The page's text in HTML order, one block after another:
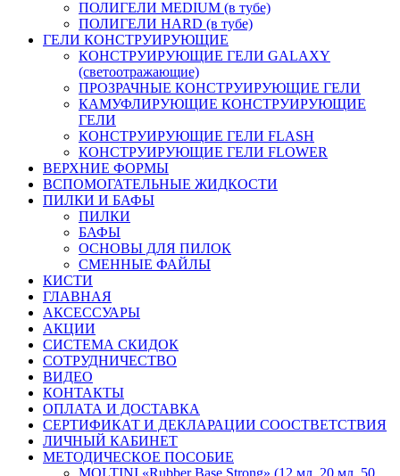
ПОЛИГЕЛИ MEDIUM (в тубе)
ПОЛИГЕЛИ HARD (в тубе)
ГЕЛИ КОНСТРУИРУЮЩИЕ
КОНСТРУИРУЮЩИЕ ГЕЛИ GALAXY
(светоотражающие)
ПРОЗРАЧНЫЕ КОНСТРУИРУЮЩИЕ ГЕЛИ
КАМУФЛИРУЮЩИЕ КОНСТРУИРУЮЩИЕ
ГЕЛИ
КОНСТРУИРУЮЩИЕ ГЕЛИ FLASH
КОНСТРУИРУЮЩИЕ ГЕЛИ FLOWER
ВЕРХНИЕ ФОРМЫ
ВСПОМОГАТЕЛЬНЫЕ ЖИДКОСТИ
ПИЛКИ И БАФЫ
ПИЛКИ
БАФЫ
ОСНОВЫ ДЛЯ ПИЛОК
СМЕННЫЕ ФАЙЛЫ
КИСТИ
ГЛАВНАЯ
АКСЕССУАРЫ
АКЦИИ
СИСТЕМА СКИДОК
СОТРУДНИЧЕСТВО
ВИДЕО
КОНТАКТЫ
ОПЛАТА И ДОСТАВКА
СЕРТИФИКАТ И ДЕКЛАРАЦИИ СООСТВЕТСТВИЯ
ЛИЧНЫЙ КАБИНЕТ
МЕТОДИЧЕСКОЕ ПОСОБИЕ